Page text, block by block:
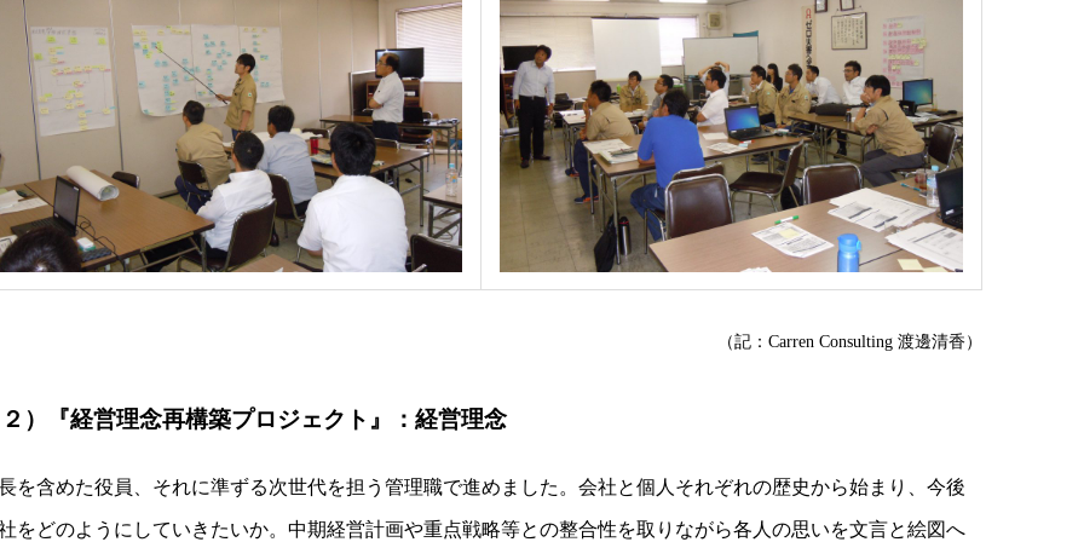
（記：Carren Consulting 渡邊清香）
）『経営理念再構築プロジェクト』：経営理念
を含めた役員、それに準ずる次世代を担う管理職で進めました。会社と個人それぞれの歴史から始まり、今後
をどのようにしていきたいか。中期経営計画や重点戦略等との整合性を取りながら各人の思いを文言と絵図へ